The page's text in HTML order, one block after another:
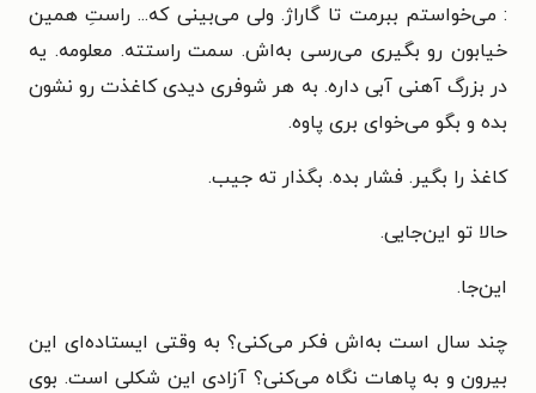
: می‌خواستم ببرمت تا گاراژ. ولی می‌بینی که... راستِ همین
خیابون رو بگیری می‌رسی به‌اش. سمت راستته. معلومه. یه
در بزرگ آهنی آبی داره. به هر شوفری دیدی کاغذت رو نشون
بده و بگو می‌خوای بری پاوه.
کاغذ را بگیر. فشار بده. بگذار ته جیب.
حالا تو این‌جایی.
این‌جا.
چند سال است به‌اش فکر می‌کنی؟ به وقتی ایستاده‌ای این
بیرون و به پاهات نگاه می‌کنی؟ آزادی این شکلی است. بوی